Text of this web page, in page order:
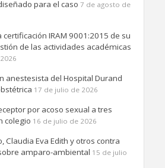
para el caso 7 de agosto de
certificación IRAM 9001:2015 de su
de las actividades académicas
anestesista del Hospital Durand
17 de julio de 2026
por acoso sexual a tres
colegio 16 de julio de 2026
Claudia Eva Edith y otros contra
amparo-ambiental 15 de julio